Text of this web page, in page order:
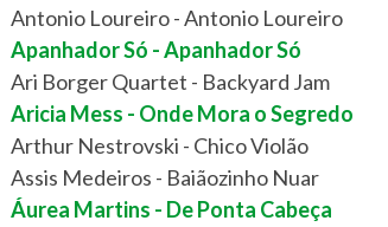
Antonio Loureiro - Antonio Loureiro
Apanhador Só - Apanhador Só
Ari Borger Quartet - Backyard Jam
Aricia Mess - Onde Mora o Segredo
Arthur Nestrovski - Chico Violão
Assis Medeiros - Baiãozinho Nuar
Áurea Martins - De Ponta Cabeça